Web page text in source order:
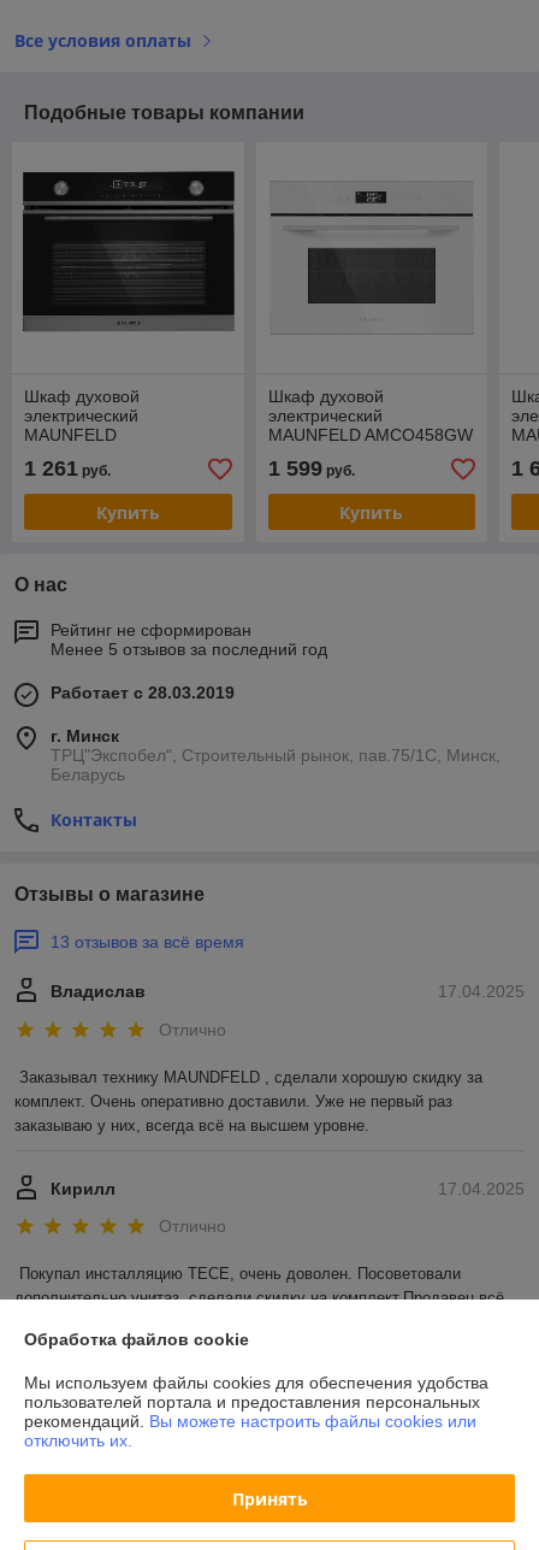
Все условия оплаты
Подобные товары компании
Шкаф духовой
электрический
MAUNFELD
1 261 руб.
Купить
Шкаф духовой
электрический
MAUNFELD AMCO458GW
1 599руб.
Купить
1
О нас
Рейтинг не сформирован
Менее 5 отзывов за последний год
Работает с 28.03.2019
г. Минск
ТРЦ"Экспобел", Строительный рынок, пав.75/1С, Минск,
Беларусь
Контакты
Отзывы о магазине
13 отзывов за всё время
17.04.2025
Владислав
Отлично
Заказывал технику MAUNDFELD , сделали хорошую скидку за
комплект. Очень оперативно доставили. Уже не первый раз
заказываю у них, всегда всё на высшем уровне.
17.04.2025
Кирилл
Отлично
Покупал инсталляцию TECE, очень доволен. Посоветовали
дополнительно унитаз, сделали скидку на комплект.Продавец всё
О нас
Обработка файлов cookie
Мы используем файлы cookies для обеспечения удобства
пользователей портала и предоставления персональных
рекомендаций. Вы можете настроить файлы cookies или
отключить их.
Принять